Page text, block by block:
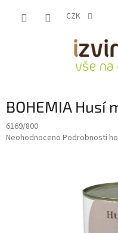
CZK
BOHEMIA Husí
6169/800
Průměrné
Neohodnoceno Podrobnosti